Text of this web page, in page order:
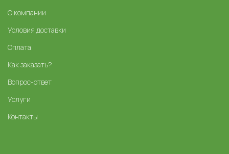
О компании
Условия доставки
Оплата
Как заказать?
Вопрос-ответ
Услуги
Контакты